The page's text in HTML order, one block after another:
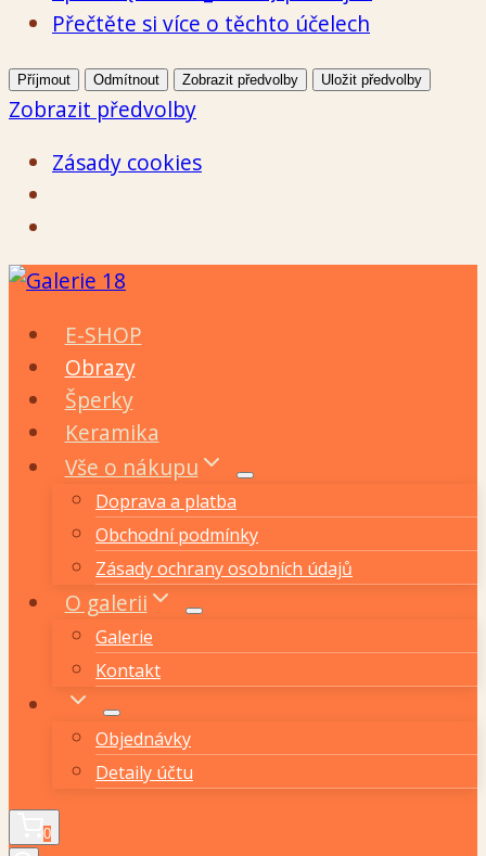
Přečtěte si více o těchto účelech
Příjmout Odmítnout Zobrazit předvolby Uložit předvolby
Zobrazit předvolby
Zásady cookies
Přeskočit
obsahE-SHOP
Obrazy
Šperky
Keramika
Vše o nákupu
Doprava a platba
Obchodní podmínky
Zásady ochrany osobních údajů
O galerii
Galerie
Kontakt
Objednávky
Detaily účtu
0